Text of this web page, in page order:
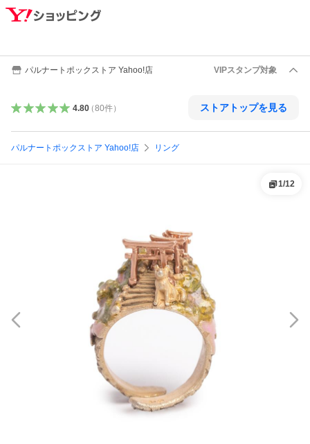
パルナートポックストア Yahoo!店 VIPスタンプ対象
4.80（80件） ストアトップを見る
パルナートポックストア Yahoo!店 リング
1/12